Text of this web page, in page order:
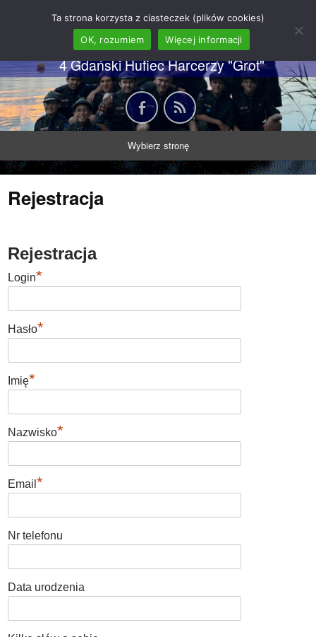
62 GDH "Orkan" im. gen.
Stanisława Sosabowskiego
4 Gdański Hufiec Harcerzy "Grot"
Wybierz stronę
Rejestracja
Rejestracja
Login*
Hasło*
Imię*
Nazwisko*
Email*
Nr telefonu
Data urodzenia
Ta strona korzysta z ciasteczek (plików cookies)
OK, rozumiem
Więcej informacji